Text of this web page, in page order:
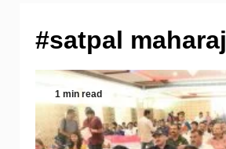
#satpal maharaj
1 min read